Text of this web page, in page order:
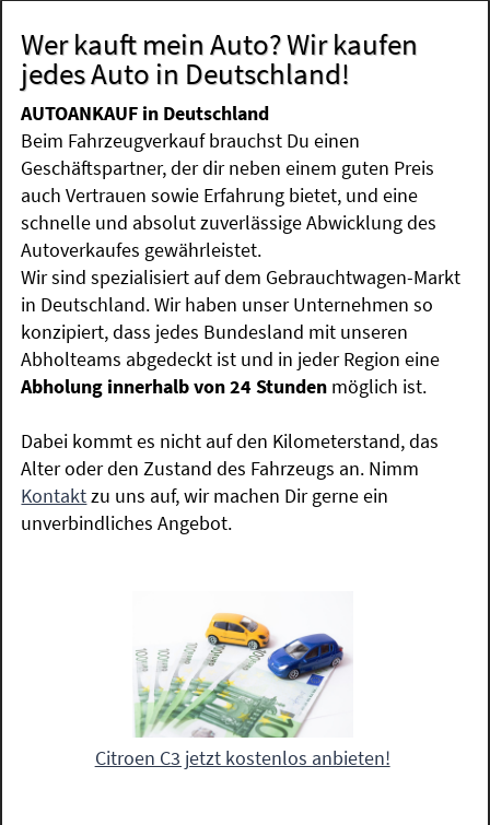
Wer kauft mein Auto? Wir kaufen
jedes Auto in Deutschland!
AUTOANKAUF in Deutschland
Beim Fahrzeugverkauf brauchst Du einen
Geschäftspartner, der dir neben einem guten Preis
auch Vertrauen sowie Erfahrung bietet, und eine
schnelle und absolut zuverlässige Abwicklung des
Autoverkaufes gewährleistet.
Wir sind spezialisiert auf dem Gebrauchtwagen-Markt
in Deutschland. Wir haben unser Unternehmen so
konzipiert, dass jedes Bundesland mit unseren
Abholteams abgedeckt ist und in jeder Region eine
Abholung innerhalb von 24 Stunden möglich ist.
Dabei kommt es nicht auf den Kilometerstand, das
Alter oder den Zustand des Fahrzeugs an. Nimm
Kontaktzu uns auf, wir machen Dir gerne ein
unverbindliches Angebot.
Citroen C3 jetzt kostenlos anbieten!